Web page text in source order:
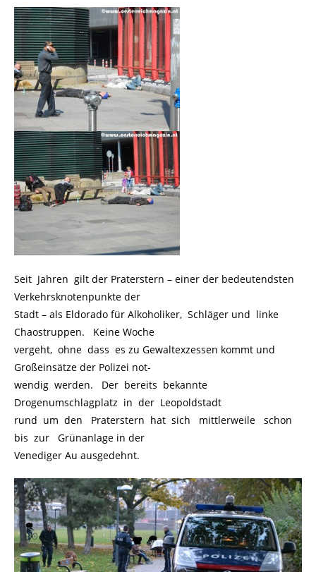
Seit Jahren gilt der Praterstern – einer der bedeutendsten
Verkehrsknotenpunkte der
Stadt – als Eldorado für Alkoholiker, Schläger und linke
Chaostruppen. Keine Woche
vergeht, ohne dass es zu Gewaltexzessen kommt und
Großeinsätze der Polizei not-
wendig werden. Der bereits bekannte
Drogenumschlagplatz in der Leopoldstadt
rund um den Praterstern hat sich mittlerweile schon
bis zur Grünanlage in der
Venediger Au ausgedehnt.